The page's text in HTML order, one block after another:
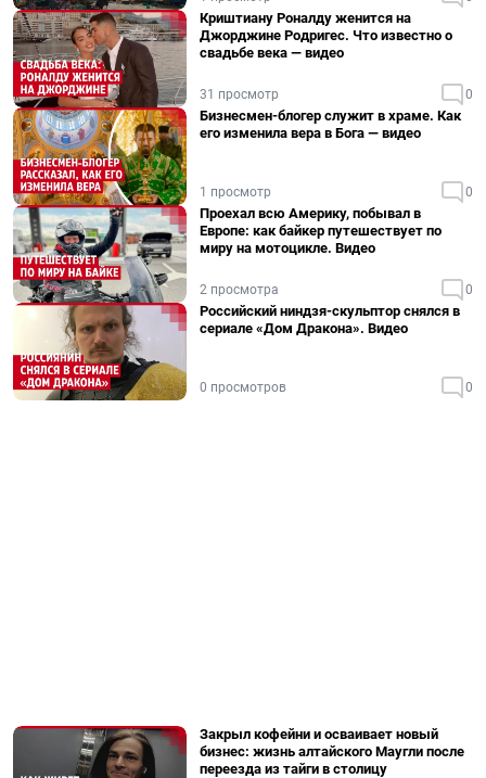
Криштиану Роналду женится на
Джорджине Родригес. Что известно о
свадьбе века — видео
31 просмотр 0
Бизнесмен-блогер служит в храме. Как
его изменила вера в Бога — видео
1 просмотр 0
Проехал всю Америку, побывал в
Европе: как байкер путешествует по
миру на мотоцикле. Видео
2 просмотра 0
Российский ниндзя-скульптор снялся в
сериале «Дом Дракона». Видео
0 просмотров 0
Закрыл кофейни и осваивает новый
бизнес: жизнь алтайского Маугли после
переезда из тайги в столицу